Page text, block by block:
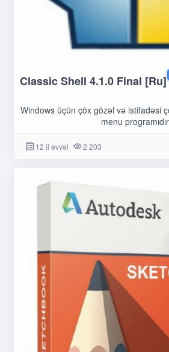
Classic Shell 4.1.0 Final [Ru]
Windows üçün çöx gözəl və istifadəsi
menu programıdır
12 il əvvəl 2 203